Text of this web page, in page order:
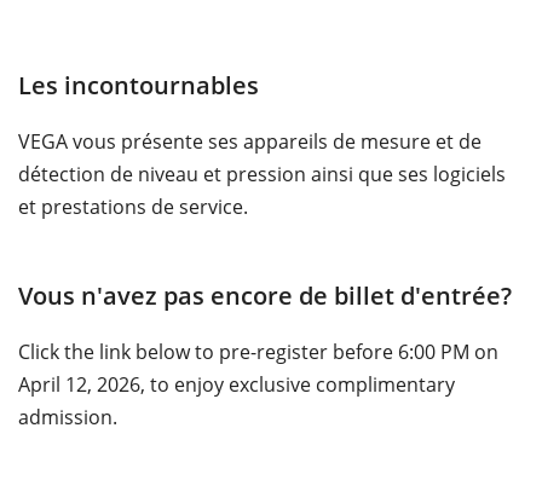
Les incontournables
VEGA vous présente ses appareils de mesure et de
détection de niveau et pression ainsi que ses logiciels
et prestations de service.
Vous n'avez pas encore de billet d'entrée?
Click the link below to pre-register before 6:00 PM on
April 12, 2026, to enjoy exclusive complimentary
admission.